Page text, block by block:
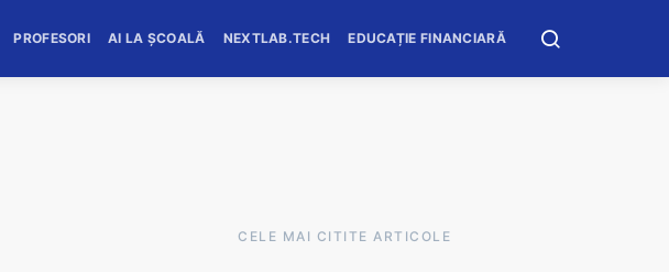
PROFESORI AI LA ȘCOALĂ NEXTLAB.TECH EDUCAȚIE FINANCIARĂ
CELE MAI CITITE ARTICOLE